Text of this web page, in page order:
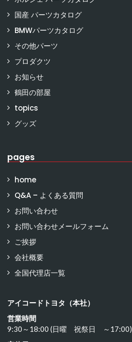
国産 パーツカタログ
BMWパーツカタログ
その他パーツ
プロダクツ
お知らせ
鶴田の部屋
topics
グッズ
pages
home
Q&A – よくある質問
お問い合わせ
お問い合わせメールフォーム
ご挨拶
会社概要
全国代理店一覧
アイコードトヨタ（本社）
営業時間
9:30～18:00 (日曜 祝祭日 ～17:00)